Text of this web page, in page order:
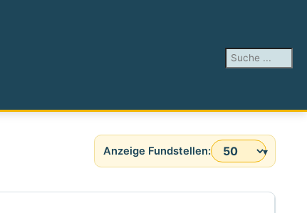
Suchen ...
Anzeige #